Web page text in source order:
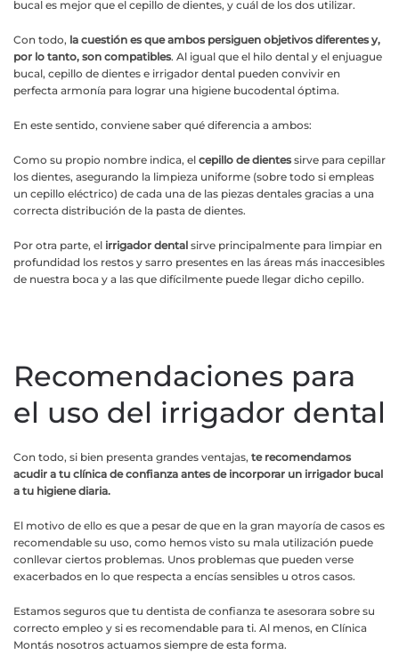
bucal es mejor que el cepillo de dientes, y cuál de los dos utilizar.
Con todo, la cuestión es que ambos persiguen objetivos diferentes y,
por lo tanto, son compatibles. Al igual que el hilo dental y el enjuague
bucal, cepillo de dientes e irrigador dental pueden convivir en
perfecta armonía para lograr una higiene bucodental óptima.
En este sentido, conviene saber qué diferencia a ambos:
Como su propio nombre indica, el cepillo de dientes sirve para cepillar
los dientes, asegurando la limpieza uniforme (sobre todo si empleas
un cepillo eléctrico) de cada una de las piezas dentales gracias a una
correcta distribución de la pasta de dientes.
Por otra parte, el irrigador dental sirve principalmente para limpiar en
profundidad los restos y sarro presentes en las áreas más inaccesibles
de nuestra boca y a las que difícilmente puede llegar dicho cepillo.
Recomendaciones para
el uso del irrigador dental
Con todo, si bien presenta grandes ventajas, te recomendamos
acudir a tu clínica de confianza antes de incorporar un irrigador bucal
a tu higiene diaria.
El motivo de ello es que a pesar de que en la gran mayoría de casos es
recomendable su uso, como hemos visto su mala utilización puede
conllevar ciertos problemas. Unos problemas que pueden verse
exacerbados en lo que respecta a encías sensibles u otros casos.
Estamos seguros que tu dentista de confianza te asesorara sobre su
correcto empleo y si es recomendable para ti. Al menos, en Clínica
Montás nosotros actuamos siempre de esta forma.